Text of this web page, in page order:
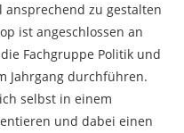
ansprechend zu gestalten
ist angeschlossen an
Fachgruppe Politik und
Jahrgang durchführen.
selbst in einem
und dabei einen